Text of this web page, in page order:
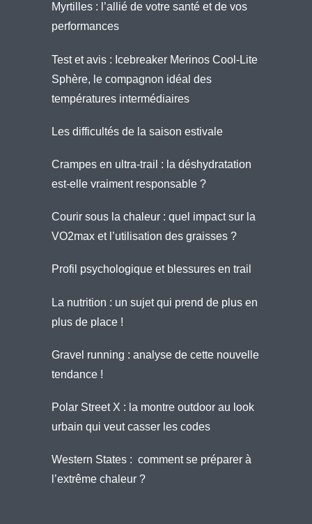
Myrtilles : l’allié de votre santé et de vos
performances
Test et avis : Icebreaker Merinos Cool-Lite
Sphère, le compagnon idéal des
températures intermédiaires
Les difficultés de la saison estivale
Crampes en ultra-trail : la déshydratation
est-elle vraiment responsable ?
Courir sous la chaleur : quel impact sur la
VO2max et l’utilisation des graisses ?
Profil psychologique et blessures en trail
La nutrition : un sujet qui prend de plus en
plus de place !
Gravel running : analyse de cette nouvelle
tendance !
Polar Street X : la montre outdoor au look
urbain qui veut casser les codes
Western States : comment se préparer à
l’extrême chaleur ?